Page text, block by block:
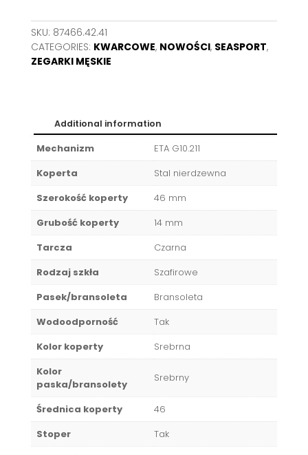
SKU: 87466.42.41
CATEGORIES: KWARCOWE, NOWOŚCI, SEASPORT,
ZEGARKI MĘSKIE
Additional information
Mechanizm
ETA G10.211
Koperta
Stal nierdzewna
Szerokość koperty
46 mm
Grubość koperty
14 mm
Tarcza
Czarna
Rodzaj szkła
Szafirowe
Pasek/bransoleta
Bransoleta
Wodoodporność
Tak
Kolor koperty
Srebrna
Kolor
paska/bransolety
Srebrny
Średnica koperty
46
Stoper
Tak